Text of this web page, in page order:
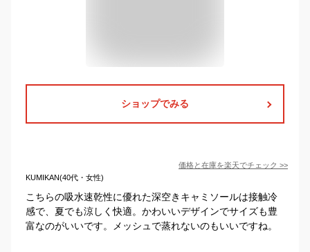
ショップでみる
価格と在庫を楽天でチェック >>
KUMIKAN(40代・女性)
こちらの吸水速乾性に優れた深空きキャミソールは接触冷
感で、夏でも涼しく快適。かわいいデザインでサイズも豊
富なのがいいです。メッシュで蒸れないのもいいですね。